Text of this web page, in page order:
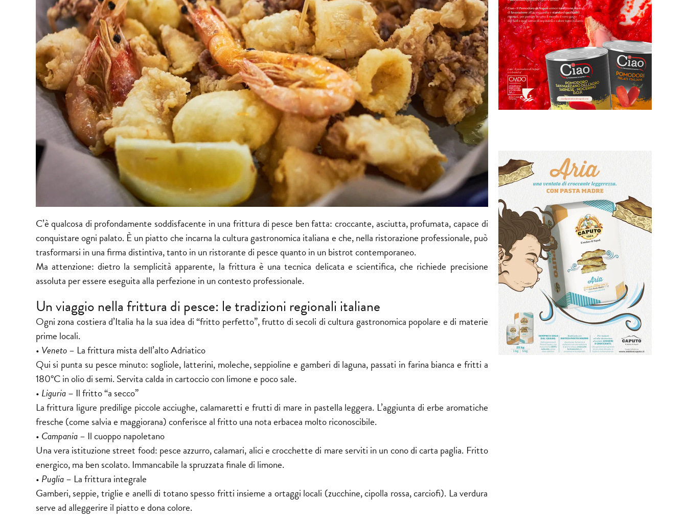
C’è qualcosa di profondamente soddisfacente in una frittura di pesce ben fatta: croccante, asciutta, profumata, capace di
conquistare ogni palato. È un piatto che incarna la cultura gastronomica italiana e che, nella ristorazione professionale, può
trasformarsi in una firma distintiva, tanto in un ristorante di pesce quanto in un bistrot contemporaneo.
Ma attenzione: dietro la semplicità apparente, la frittura è una tecnica delicata e scientifica, che richiede precisione
assoluta per essere eseguita alla perfezione in uncontestoprofessionale.
Un viaggio nella frittura di pesce: le tradizioni regionali italiane
Ogni zona costiera d’Italia ha la sua idea di “fritto perfetto”, frutto di secoli di cultura gastronomica popolare e di materie
prime locali.
• Veneto– La frittura mista dell’alto Adriatico
Qui si punta su pesce minuto: sogliole, latterini, moleche, seppioline e gamberi di laguna, passati in farina bianca e fritti a
180°C in olio di semi. Servita calda in cartoccio con limone e poco sale.
• Liguria– Il fritto “a secco”
La frittura ligure predilige piccole acciughe, calamaretti e frutti di mare in pastella leggera. L’aggiunta di erbe aromatiche
fresche (come salvia e maggiorana) conferisce al fritto una nota erbacea molto riconoscibile.
• Campania– Il cuoppo napoletano
Una vera istituzione street food: pesce azzurro, calamari, alici e crocchette di mare serviti in un cono di carta paglia. Fritto
energico, ma ben scolato. Immancabile la spruzzata finale di limone.
• Puglia– La frittura integrale
Gamberi, seppie, triglie e anelli di totano spesso fritti insieme a ortaggi locali (zucchine, cipolla rossa, carciofi). La verdura
serve ad alleggerire il piatto e dona colore.